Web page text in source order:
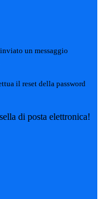
un messaggio
il reset della password
di posta elettronica!